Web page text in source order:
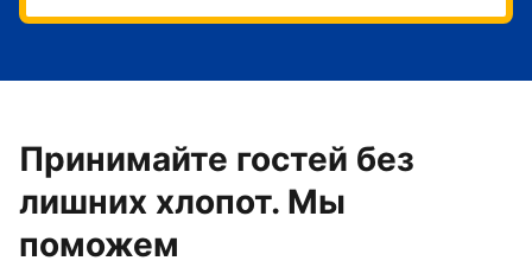
Принимайте гостей без
лишних хлопот. Мы
поможем